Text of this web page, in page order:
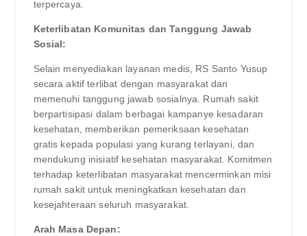
terpercaya.
Keterlibatan Komunitas dan Tanggung Jawab
Sosial:
Selain menyediakan layanan medis, RS Santo Yusup
secara aktif terlibat dengan masyarakat dan
memenuhi tanggung jawab sosialnya. Rumah sakit
berpartisipasi dalam berbagai kampanye kesadaran
kesehatan, memberikan pemeriksaan kesehatan
gratis kepada populasi yang kurang terlayani, dan
mendukung inisiatif kesehatan masyarakat. Komitmen
terhadap keterlibatan masyarakat mencerminkan misi
rumah sakit untuk meningkatkan kesehatan dan
kesejahteraan seluruh masyarakat.
Arah Masa Depan: